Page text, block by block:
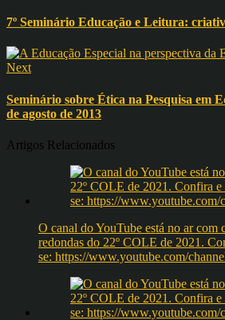
7º Seminário Educação e Leitura:
Next
Seminário sobre Ética na Pesquisa em
de agosto de 2013
Artigos Relacionados
O canal do YouTube está no ar com
redondas do 22º COLE de 2021.
se: https://www.youtube.com/